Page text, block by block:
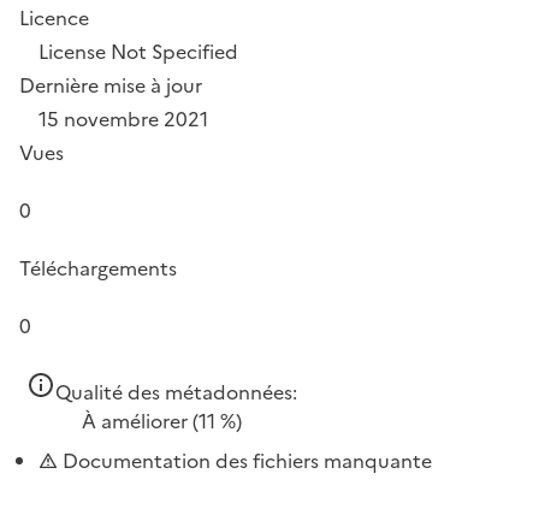
Licence
License Not Specified
Dernière mise à jour
15 novembre 2021
Vues
0
Téléchargements
0
Qualité des métadonnées:
À améliorer(11 %)
Documentation des fichiers manquante